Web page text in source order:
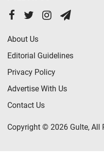
About Us
Editorial Guidelines
Privacy Policy
Advertise With Us
Contact Us
Copyright © 2026 Gulte, All